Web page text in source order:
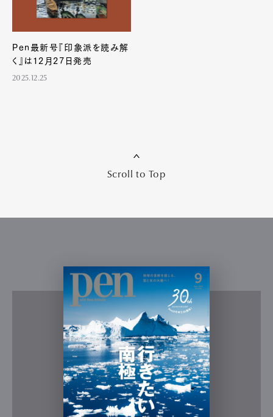
Product
Pen Meet
Pen最新号『印象派を読み解
く』は12月27日発売
2025.12.25
Scroll to Top